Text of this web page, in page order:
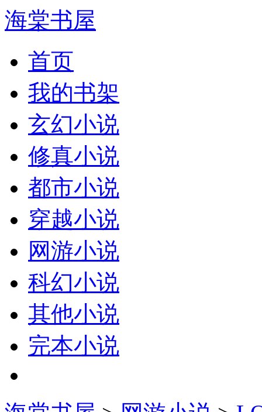
海棠书屋
首页
我的书架
玄幻小说
修真小说
都市小说
穿越小说
网游小说
科幻小说
其他小说
完本小说